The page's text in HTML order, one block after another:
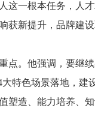
这一根本任务，人才
获新提升，品牌建
点。他强调，要继续
特色场景落地，建
塑造、能力培养、